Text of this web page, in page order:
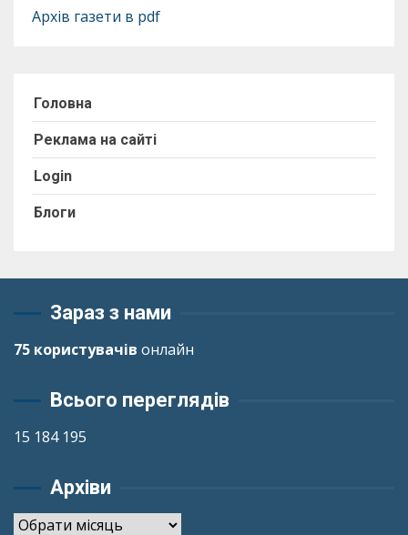
Архів газети в pdf
Головна
Реклама на сайті
Login
Блоги
Зараз з нами
75 користувачів онлайн
Всього переглядів
15 184 195
Архіви
Архіви